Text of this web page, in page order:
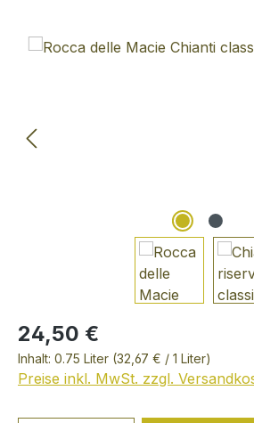
Bildergalerie überspringen
24,50 €
Inhalt: 0.75 Liter (32,67 € / 1 Liter)
Preise inkl. MwSt. zzgl.